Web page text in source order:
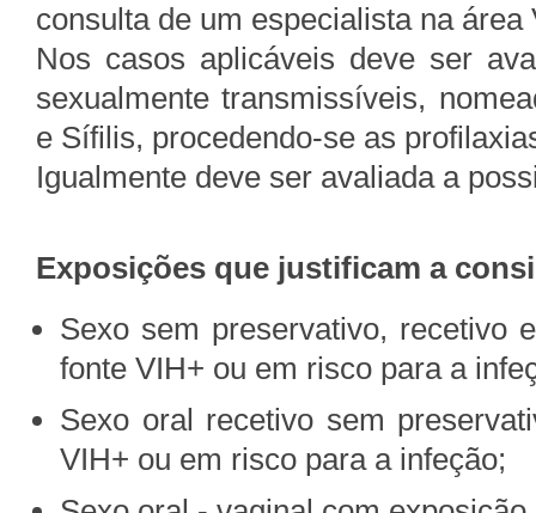
consulta de um especialista na área
Nos casos aplicáveis deve ser
sexualmente transmissíveis,
e Sífilis, procedendo-se as
Igualmente deve ser avaliada a
Exposições que justificam a
Sexo sem preservativo, recetivo
fonte VIH+ ou em risco para a
Sexo oral recetivo sem
VIH+ ou em risco para a infeção;